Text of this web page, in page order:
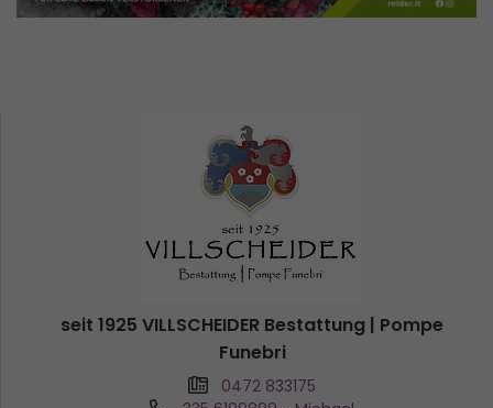
seit 1925 VILLSCHEIDER Bestattung | Pompe
Funebri
0472 833175